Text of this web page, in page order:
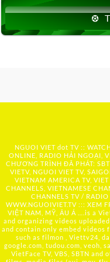
NGUOI VIET dot TV ::
ONLINE, RADIO HẢI NGOẠI,
CHƯƠNG TRÌNH ĐÃ PHÁT:
VIETV, NGUOI VIET TV,
VIETNAM AMERICA TV,
CHANNELS, VIETNAMESE
CHANNELS TV /
WWW.NGUOIVIET.TV ::: XEM
VIỆT NAM, MỸ, ÂU Á ….is a
and organizing videos
and contain only embed videos
such as filmon , Viettv24,
google.com, tudou.com, veoh,
VietFace TV, VBS, SBTN